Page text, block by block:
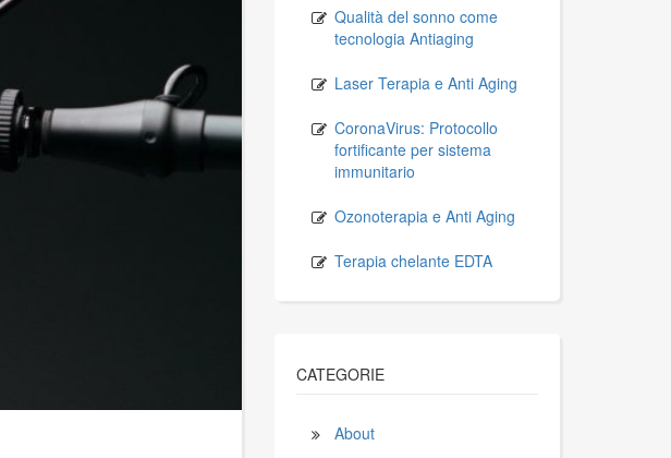
Qualità del sonno come
tecnologia Antiaging
Laser Terapia e Anti Aging
CoronaVirus: Protocollo
fortificante per sistema
immunitario
Ozonoterapia e Anti Aging
Terapia chelante EDTA
CATEGORIE
About